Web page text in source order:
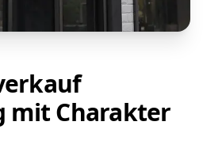
mit Charakter